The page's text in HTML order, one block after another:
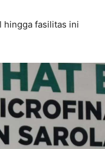
hingga fasilitas ini